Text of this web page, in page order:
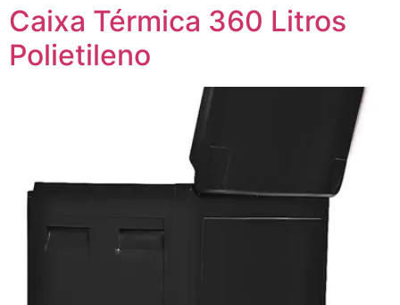
Caixa Térmica 360 Litros
Polietileno